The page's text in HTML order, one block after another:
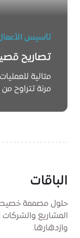
تأسيس
تصاريح
مثالية
مرنة تتراوح من
الباقات
حلول مصممة خصيصاً
المشاريع والشركات
وازدهارها.